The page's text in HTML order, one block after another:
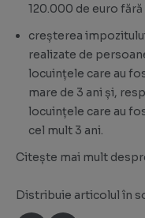
120.000 de euro fără
creșterea
realizate de
locuințele care au
mare de 3 ani și,
locuințele care au
cel mult 3 ani.
Citește mai mult
Distribuie articolul în